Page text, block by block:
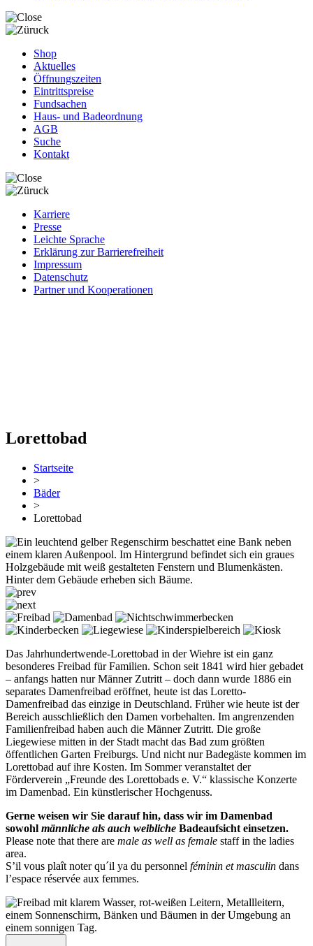
Shop
Aktuelles
Öffnungszeiten
Eintrittspreise
Fundsachen
Haus- und Badeordnung
AGB
Suche
Kontakt
Karriere
Presse
Leichte Sprache
Erklärung zur Barrierefreiheit
Impressum
Datenschutz
Partner und Kooperationen
Lorettobad
Startseite
>
Bäder
>
Lorettobad
Das Jahrhundertwende-Lorettobad in der Wiehre ist ein ganz
besonderes Freibad für Familien. Schon seit 1841 wird hier gebadet
– anfangs hatten nur Männer Zutritt – doch dann wurde 1886 ein
separates Damenfreibad eröffnet, heute ist das Loretto-
Damenfreibad das einzige in Deutschland. Früher wie heute ist der
Bereich ausschließlich den Damen vorbehalten. Im angrenzenden
Familienfreibad haben auch die Männer Zutritt. Die große
Liegewiese mitten in der Stadt macht das Bad zum größten
öffentlichen Garten Freiburgs. Und nicht nur Badegäste kommen im
Lorettobad auf ihre Kosten. Im Sommer veranstaltet der
Förderverein „Freunde des Lorettobads e. V.“ klassische Konzerte
im Damenbad. Ein künstlerischer Hochgenuss.
Gerne weisen wir Sie darauf hin, dass wir im Damenbad
sowohl männliche als auch weibliche Badeaufsicht einsetzen.
Please note that there are male as well as female staff in the ladies
area.
S’il vous plaît noter qu´il ya du personnel féminin et masculin dans
l’espace réservée aux femmes.